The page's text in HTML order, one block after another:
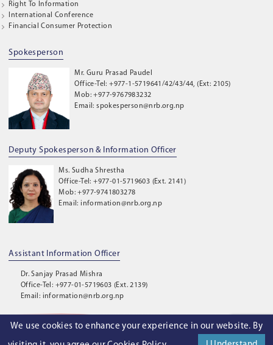
We use cookies to enhance your experience in our website. By
Right To Information
International Conference
Financial Consumer Protection
Spokesperson
Mr. Guru Prasad Paudel
Office-Tel: +977-1-5719641/42/43/44, (Ext: 2105)
Mob: +977-9767983232
Email: spokesperson@nrb.org.np
Deputy Spokesperson & Information Officer
Ms. Sudha Shrestha
Office-Tel: +977-01-5719603 (Ext. 2141)
Mob: +977-9741803278
Email: information@nrb.org.np
Assistant Information Officer
Dr. Sanjay Prasad Mishra
Office-Tel: +977-01-5719603 (Ext. 2139)
Email: information@nrb.org.np
© 2026 . Nepal Rastra Bank. All Rights Reserved.